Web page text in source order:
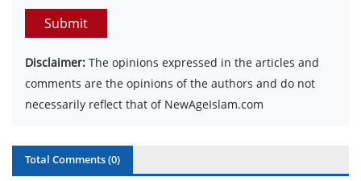
Submit
Disclaimer: The opinions expressed in the articles and
comments are the opinions of the authors and do not
necessarily reflect that of NewAgeIslam.com
Total Comments (0)